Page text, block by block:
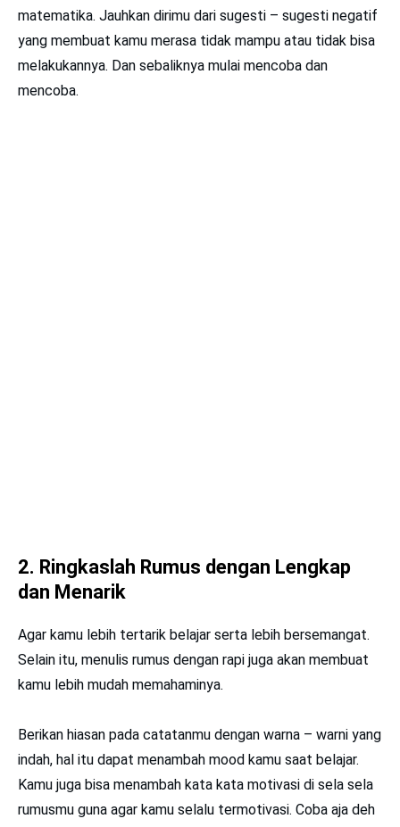
matematika. Jauhkan dirimu dari sugesti – sugesti negatif
yang membuat kamu merasa tidak mampu atau tidak bisa
melakukannya. Dan sebaliknya mulai mencoba dan
mencoba.
2. Ringkaslah Rumus dengan Lengkap
dan Menarik
Agar kamu lebih tertarik belajar serta lebih bersemangat.
Selain itu, menulis rumus dengan rapi juga akan membuat
kamu lebih mudah memahaminya.
Berikan hiasan pada catatanmu dengan warna – warni yang
indah, hal itu dapat menambah mood kamu saat belajar.
Kamu juga bisa menambah kata kata motivasi di sela sela
rumusmu guna agar kamu selalu termotivasi. Coba aja deh